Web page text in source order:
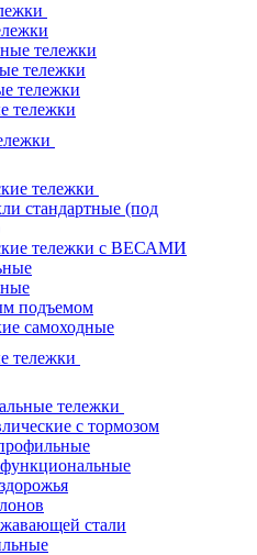
тележки
тележки
тележки
тележки
тележки
стандартные (под
тележки с ВЕСАМИ
подъемом
самоходные
тележки
тележки
с тормозом
стали